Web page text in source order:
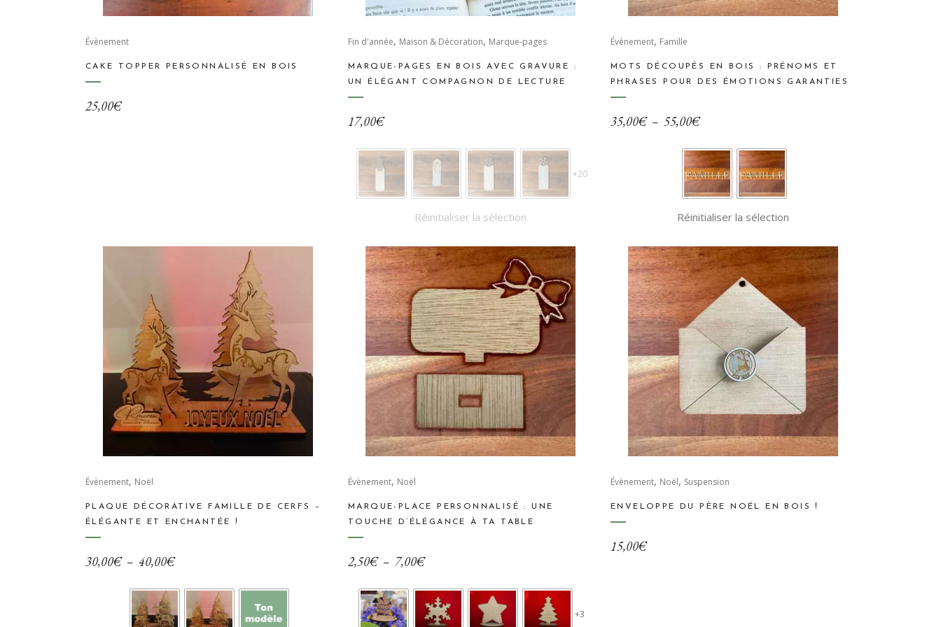
Évènement
CAKE TOPPER PERSONNALISÉ EN BOIS
25,00€
produit
a
plusieurs
variations.
Les
peuvent
être
choisies
page
produit
Fin d'année, Maison & Décoration, Marque-pages
MARQUE-PAGES EN BOIS AVEC GRAVURE :
UN ÉLÉGANT COMPAGNON DE LECTURE
17,00€
+20
Réinitialiser la sélection
produit
a
plusieurs
variations.
Les
page
produit
Évènement, Famille
MOTS DÉCOUPÉS EN BOIS : PRÉNOMS ET
PHRASES POUR DES ÉMOTIONS GARANTIES
35,00€ – 55,00€Plage
prix :
35,00€
à
55,00€
Réinitialiser la sélection
produit
a
plusieurs
variations.
Les
Évènement, Noël
PLAQUE DÉCORATIVE FAMILLE DE CERFS –
ÉLÉGANTE ET ENCHANTÉE !
30,00€ – 40,00€Plage
prix :
30,00€
produit
a
plusieurs
variations.
Les
peuvent
être
Évènement, Noël
MARQUE-PLACE PERSONNALISÉ : UNE
TOUCHE D’ÉLÉGANCE À TA TABLE
2,50€ – 7,00€Plage
prix :
2,50€
+3
Évènement, Noël, Suspension
ENVELOPPE DU PÈRE NOËL EN BOIS !
15,00€